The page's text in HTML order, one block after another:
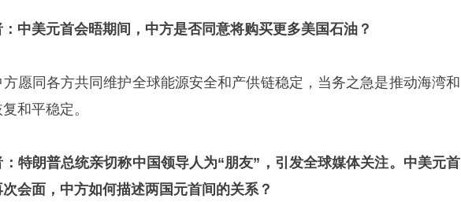
中美元首会晤期间，中方是否同意将购买更多美国石油？
愿同各方共同维护全球能源安全和产供链稳定，当务之急是推动海湾和
和平稳定。
特朗普总统亲切称中国领导人为“朋友”，引发全球媒体关注。中美元首
会面，中方如何描述两国元首间的关系？